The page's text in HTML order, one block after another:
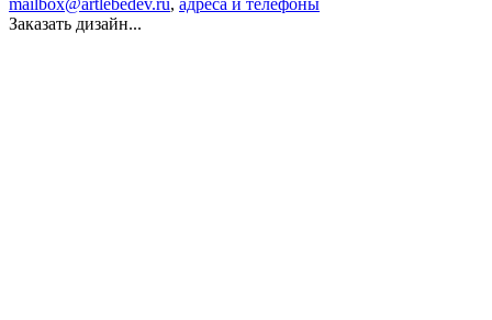
mailbox@artlebedev.ru, адреса и телефоны
Заказать дизайн...